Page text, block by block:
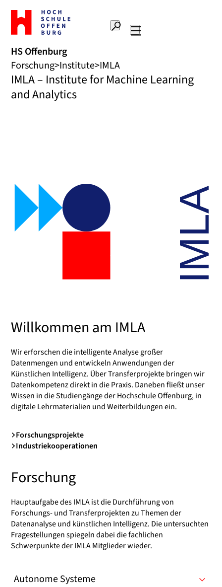
Zur
Startseite
Hochschule
Offenburg
Suche
HS Offenburg
Forschung Institute IMLA
IMLA – Institute for Machine Learning
and Analytics
Willkommen am IMLA
Wir erforschen die intelligente Analyse großer
Datenmengen und entwickeln Anwendungen der
Künstlichen Intelligenz. Über Transferprojekte bringen wir
Datenkompetenz direkt in die Praxis. Daneben fließt unser
Wissen in die Studiengänge der Hochschule Offenburg, in
digitale Lehrmaterialien und Weiterbildungen ein.
Forschungsprojekte
Industriekooperationen
Forschung
Hauptaufgabe des IMLA ist die Durchführung von
Forschungs- und Transferprojekten zu Themen der
Datenanalyse und künstlichen Intelligenz. Die untersuchten
Fragestellungen spiegeln dabei die fachlichen
Schwerpunkte der IMLA Mitglieder wieder.
Autonome Systeme